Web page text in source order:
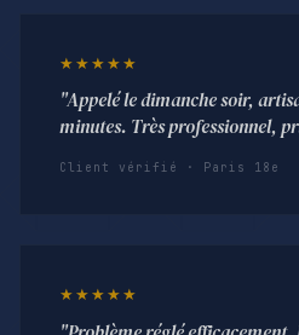
★★★★★
"Appelé le dimanche soir,
minutes. Très professionnel,
Client vérifié · Paris 18e
★★★★★